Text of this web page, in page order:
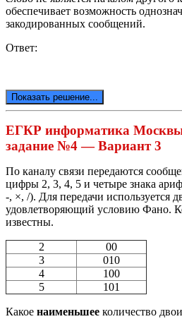
обеспечивает возможность
закодированных сообщений.
Ответ:
Показать решение...
ЕГКР информатика Москвы
задание №4 — Вариант 3
По каналу связи передаются
цифры 2, 3, 4, 5 и четыре знака
-, ×, /). Для передачи используется
удовлетворяющий условию Фано.
известны.
2
00
3
010
4
100
5
101
Какое наименьшее количество